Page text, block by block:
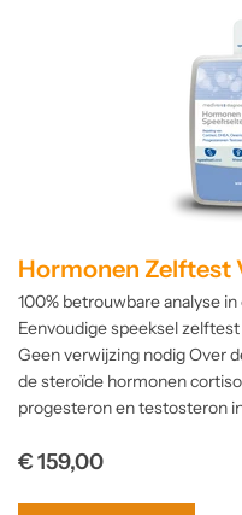
Hormonen Zelftest
100% betrouwbare analyse
Eenvoudige speeksel
Geen verwijzing nodig Over
de steroïde hormonen
progesteron en testosteron
Normale
€ 159,00